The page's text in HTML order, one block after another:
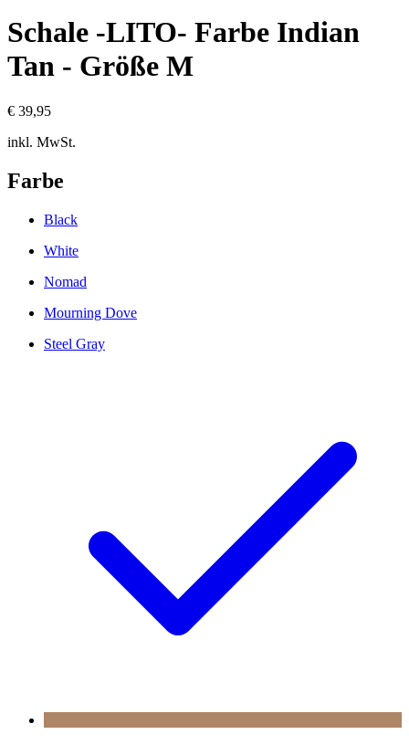
Schale -LITO- Farbe Indian
Tan - Größe M
€ 39,95
inkl. MwSt.
Farbe
Black
White
Nomad
Mourning Dove
Steel Gray